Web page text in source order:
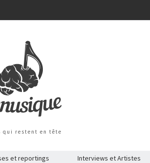
qui restent en tête
et reportings Interviews et Artistes